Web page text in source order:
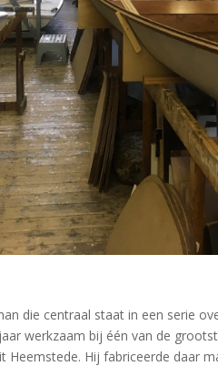
die centraal staat in een serie
werkzaam bij één van de
Heemstede. Hij fabriceerde daar